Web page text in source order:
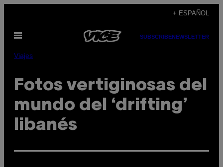
contenido
+ ESPAÑOL
Abrir
SUBSCRIBENEWSLETTER
Viajes
Fotos vertiginosas del
mundo del ‘drifting’
libanés